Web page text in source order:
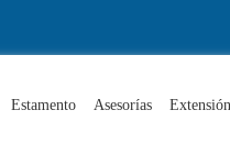
Estamento Asesorías Extensión